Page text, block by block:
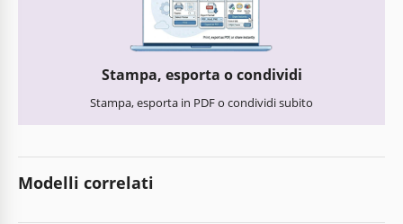
Stampa, esporta o condividi
Stampa, esporta in PDF o condividi subito
Modelli correlati